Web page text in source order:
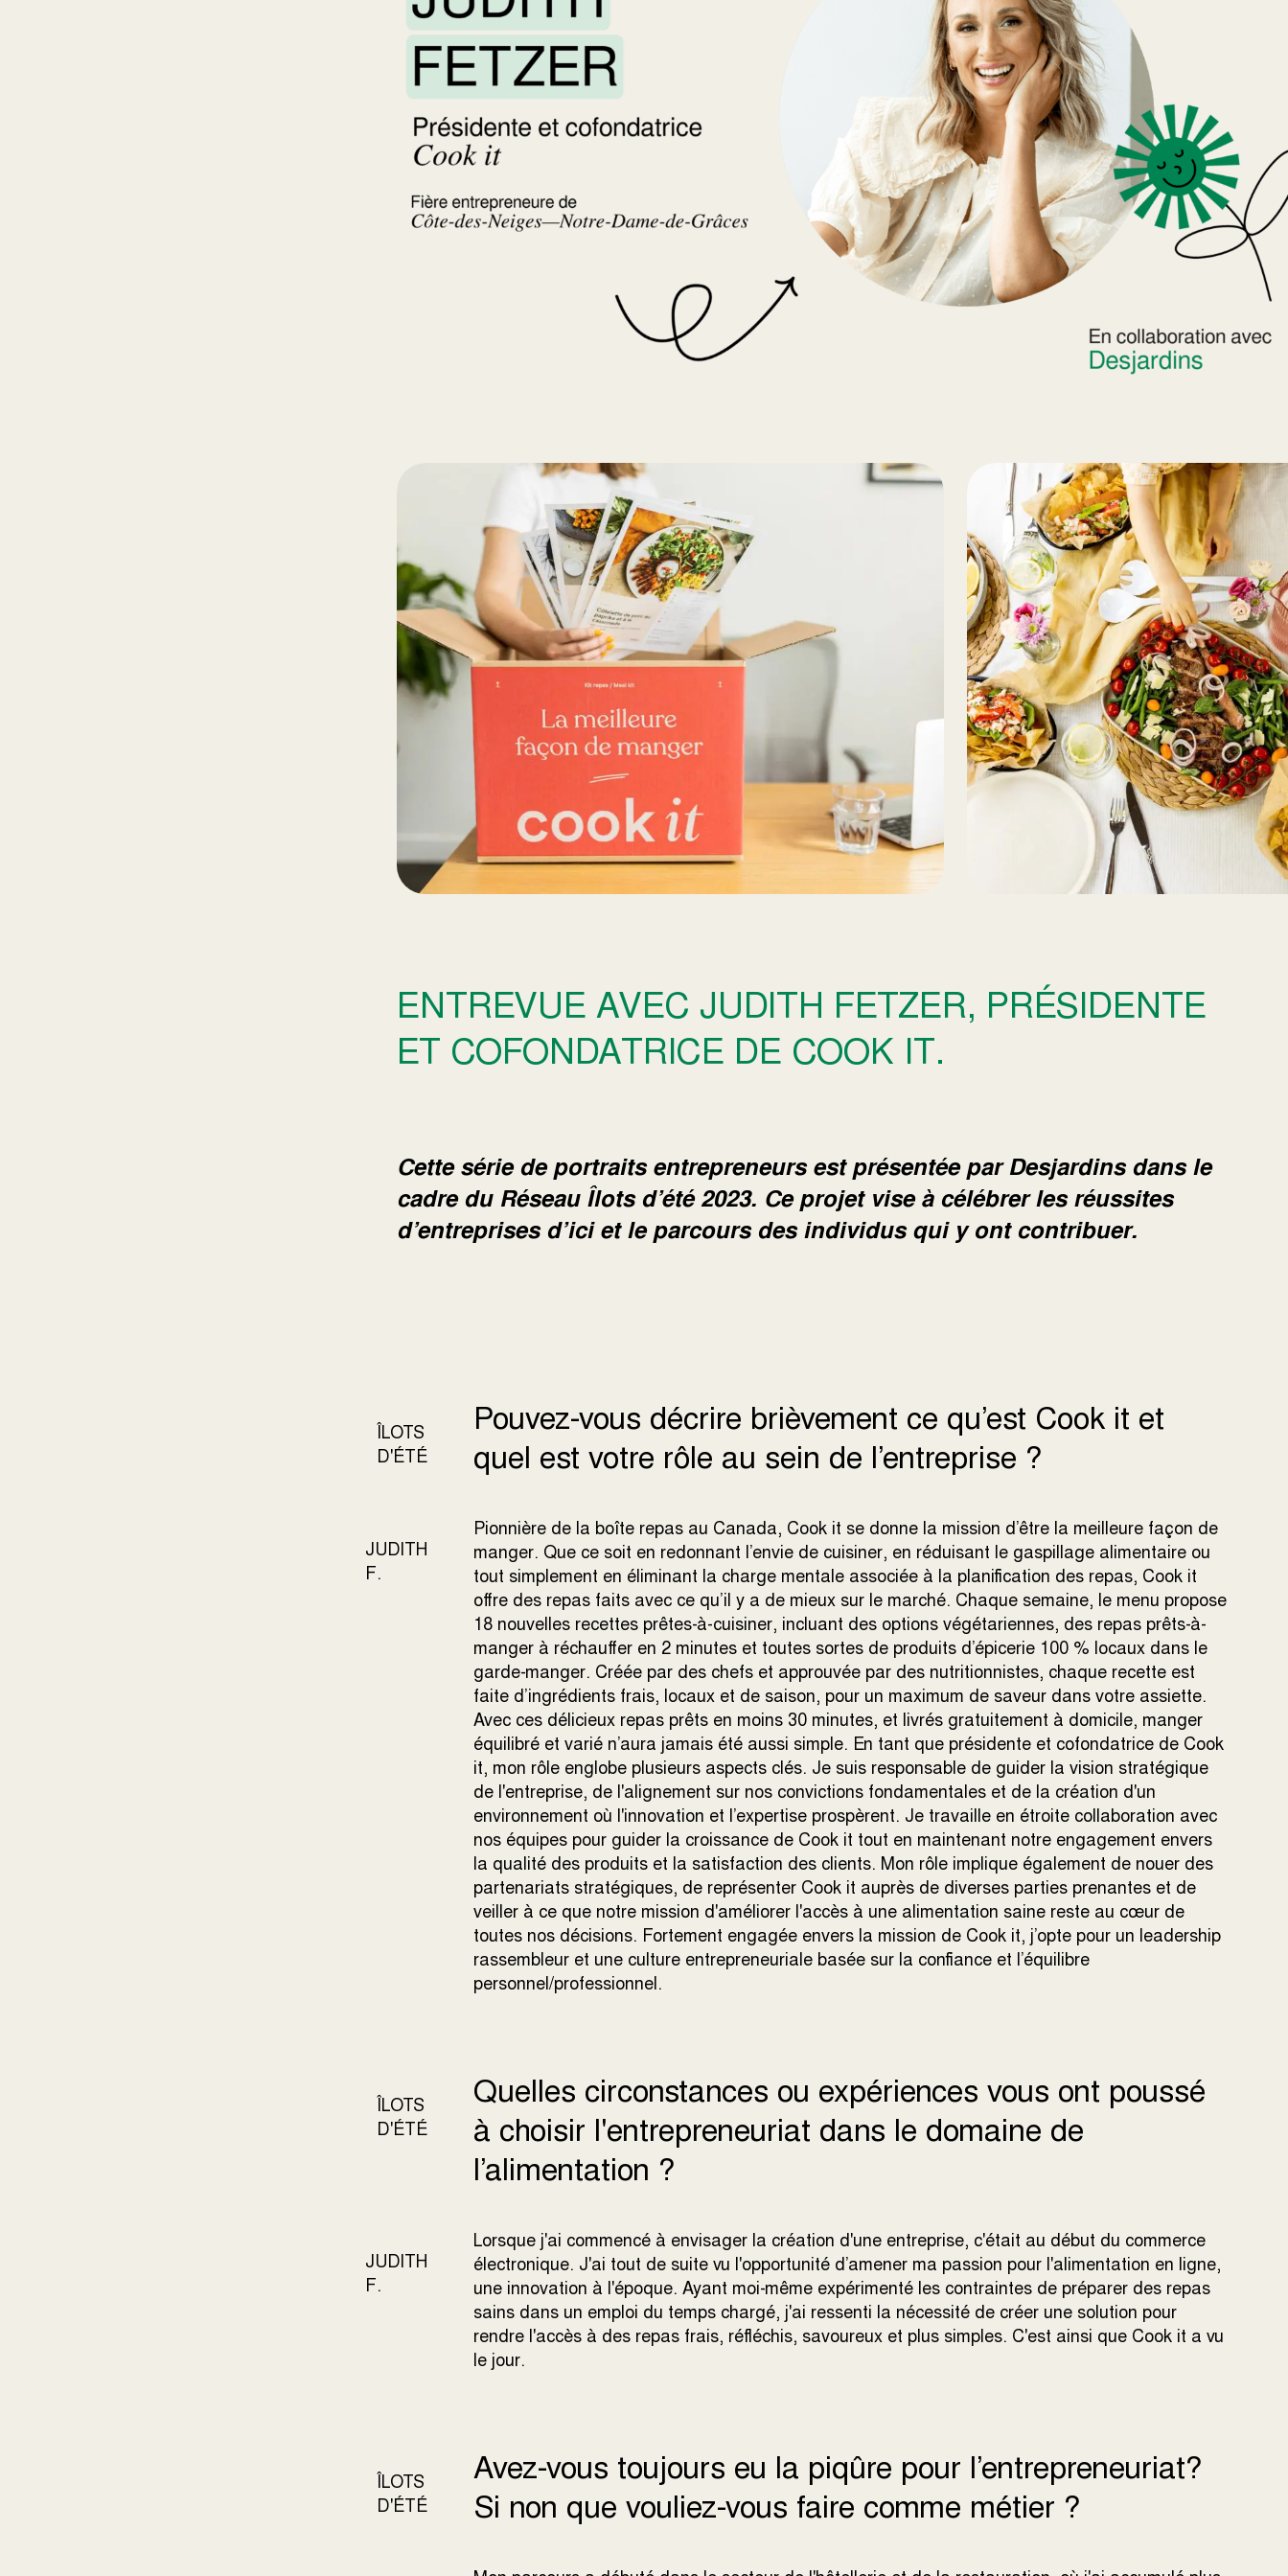
ENTREVUE AVEC JUDITH FETZER, PRÉSIDENTE
ET COFONDATRICE DE COOK IT.
Cette série de portraits entrepreneurs est présentée par Desjardins dans le
cadre du Réseau Îlots d’été 2023. Ce projet vise à célébrer les réussites
d’entreprises d’ici et le parcours des individus qui y ont contribuer.
ÎLOTS
D'ÉTÉ
Pouvez-vous décrire brièvement ce qu’est Cook it et
quel est votre rôle au sein de l’entreprise ?
JUDITH
F.
Pionnière de la boîte repas au Canada, Cook it se donne la mission d’être la meilleure façon de
manger. Que ce soit en redonnant l’envie de cuisiner, en réduisant le gaspillage alimentaire ou
tout simplement en éliminant la charge mentale associée à la planification des repas, Cook it
offre des repas faits avec ce qu’il y a de mieux sur le marché. Chaque semaine, le menu propose
18 nouvelles recettes prêtes-à-cuisiner, incluant des options végétariennes, des repas prêts-à-
manger à réchauffer en 2 minutes et toutes sortes de produits d’épicerie 100 % locaux dans le
garde-manger. Créée par des chefs et approuvée par des nutritionnistes, chaque recette est
faite d’ingrédients frais, locaux et de saison, pour un maximum de saveur dans votre assiette.
Avec ces délicieux repas prêts en moins 30 minutes, et livrés gratuitement à domicile, manger
équilibré et varié n’aura jamais été aussi simple. En tant que présidente et cofondatrice de Cook
it, mon rôle englobe plusieurs aspects clés. Je suis responsable de guider la vision stratégique
de l'entreprise, de l'alignement sur nos convictions fondamentales et de la création d'un
environnement où l'innovation et l’expertise prospèrent. Je travaille en étroite collaboration avec
nos équipes pour guider la croissance de Cook it tout en maintenant notre engagement envers
la qualité des produits et la satisfaction des clients. Mon rôle implique également de nouer des
partenariats stratégiques, de représenter Cook it auprès de diverses parties prenantes et de
veiller à ce que notre mission d'améliorer l'accès à une alimentation saine reste au cœur de
toutes nos décisions. Fortement engagée envers la mission de Cook it, j’opte pour un leadership
rassembleur et une culture entrepreneuriale basée sur la confiance et l’équilibre
personnel/professionnel.
ÎLOTS
D'ÉTÉ
Quelles circonstances ou expériences vous ont poussé
à choisir l'entrepreneuriat dans le domaine de
l’alimentation ?
JUDITH
F.
Lorsque j'ai commencé à envisager la création d'une entreprise, c'était au début du commerce
électronique. J'ai tout de suite vu l'opportunité d’amener ma passion pour l'alimentation en ligne,
une innovation à l'époque. Ayant moi-même expérimenté les contraintes de préparer des repas
sains dans un emploi du temps chargé, j'ai ressenti la nécessité de créer une solution pour
rendre l'accès à des repas frais, réfléchis, savoureux et plus simples. C'est ainsi que Cook it a vu
le jour.
ÎLOTS
D'ÉTÉ
Avez-vous toujours eu la piqûre pour l’entrepreneuriat?
Si non que vouliez-vous faire comme métier ?